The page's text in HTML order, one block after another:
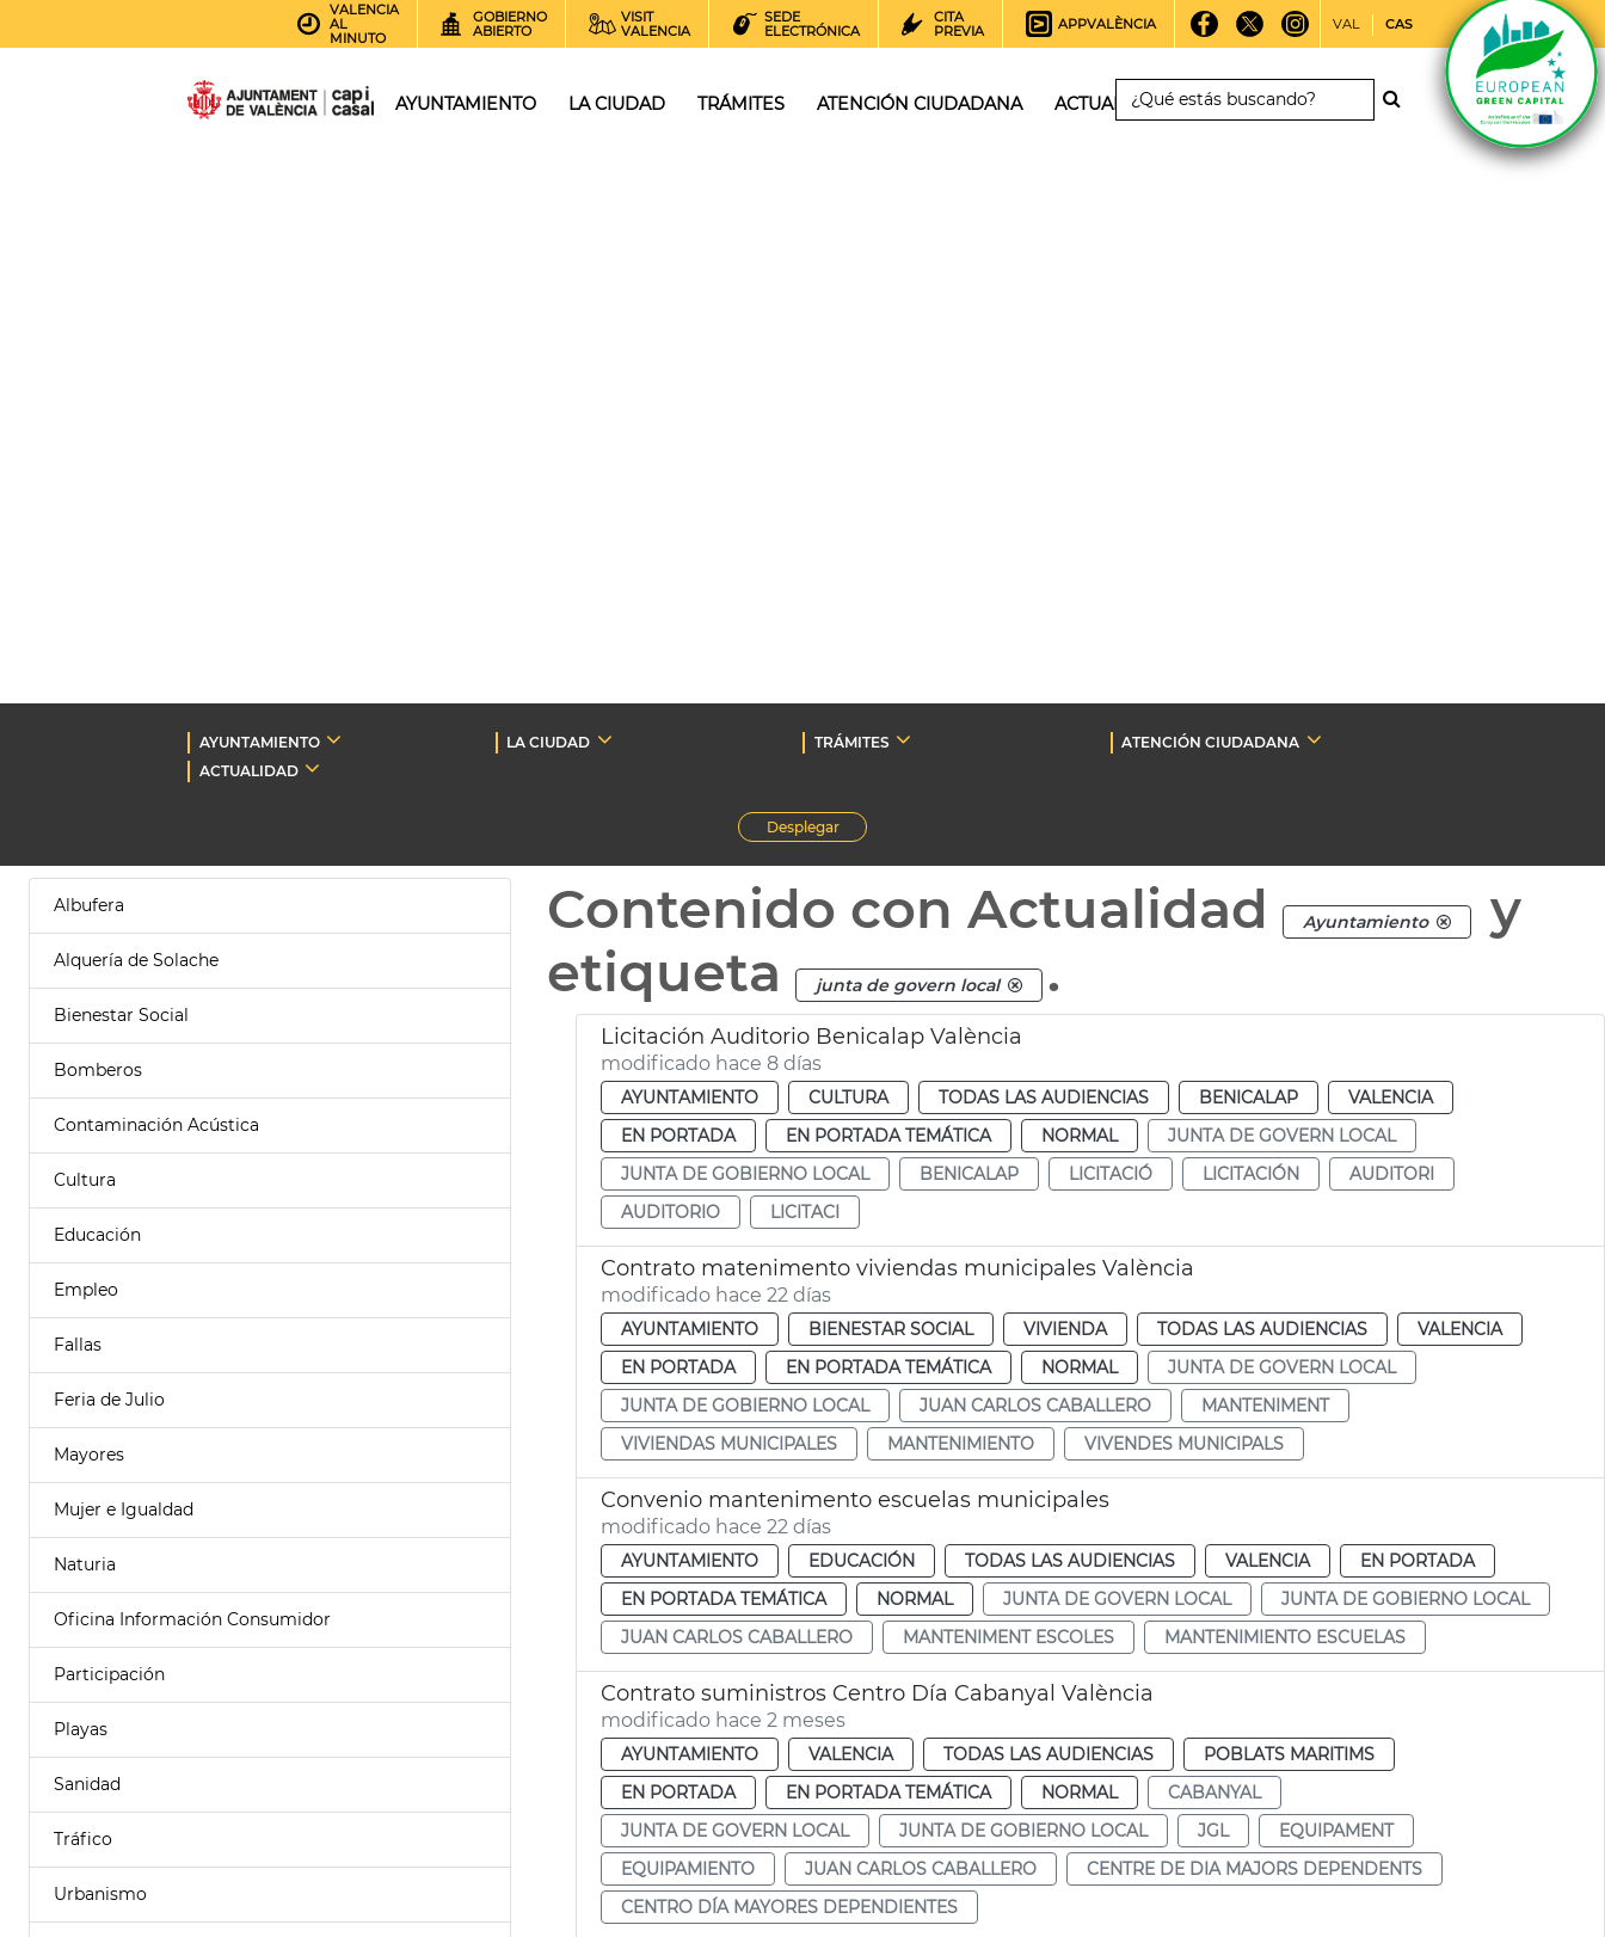
VALENCIA
AL
MINUTO
GOBIERNO
ABIERTO
VISIT
VALENCIA
SEDE
ELECTRÓNICA
CITA
PREVIA
APPVALÈNCIA VAL CAS
AYUNTAMIENTO LA CIUDAD TRÁMITES ATENCIÓN CIUDADANA ACTUALIDAD
AYUNTAMIENTO LA CIUDAD TRÁMITES
ATENCIÓN CIUDADANA
ACTUALIDAD
Desplegar
Albufera
Alquería de Solache
Bienestar Social
Bomberos
Contaminación Acústica
Cultura
Educación
Empleo
Fallas
Feria de Julio
Mayores
Mujer e Igualdad
Naturia
Oficina Información Consumidor
Participación
Playas
Sanidad
Tráfico
Urbanismo
Contenido con Actualidad Ayuntamiento
y
etiqueta
junta de govern local .
Licitación Auditorio Benicalap València
modificado hace 8 días
AYUNTAMIENTO CULTURA TODAS LAS AUDIENCIAS BENICALAP
VALENCIA
EN PORTADA
EN PORTADA TEMÁTICA NORMAL
JUNTA DE GOVERN LOCAL
JUNTA DE GOBIERNO LOCAL
BENICALAP LICITACIÓ LICITACIÓN
AUDITORI
AUDITORIO
LICITACI
Contrato matenimento viviendas municipales València
modificado hace 22 días
AYUNTAMIENTO BIENESTAR SOCIAL VIVIENDA TODAS LAS AUDIENCIAS
VALENCIA
EN PORTADA
EN PORTADA TEMÁTICA NORMAL
JUNTA DE GOVERN LOCAL
JUNTA DE GOBIERNO LOCAL
JUAN CARLOS CABALLERO
MANTENIMENT
VIVIENDAS MUNICIPALES
MANTENIMIENTO VIVENDES MUNICIPALS
Convenio mantenimento escuelas municipales
modificado hace 22 días
AYUNTAMIENTO EDUCACIÓN TODAS LAS AUDIENCIAS VALENCIA
EN PORTADA
EN PORTADA TEMÁTICA
NORMAL JUNTA DE GOVERN LOCAL
JUNTA DE GOBIERNO LOCAL
JUAN CARLOS CABALLERO
MANTENIMENT ESCOLES MANTENIMIENTO ESCUELAS
Contrato suministros Centro Día Cabanyal València
modificado hace 2 meses
AYUNTAMIENTO VALENCIA TODAS LAS AUDIENCIAS
POBLATS MARITIMS
EN PORTADA
EN PORTADA TEMÁTICA NORMAL
CABANYAL
JUNTA DE GOVERN LOCAL
JUNTA DE GOBIERNO LOCAL JGL
EQUIPAMENT
EQUIPAMIENTO
JUAN CARLOS CABALLERO
CENTRE DE DIA MAJORS DEPENDENTS
CENTRO DÍA MAYORES DEPENDIENTES